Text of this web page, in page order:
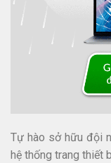
Tự hào sở hữu đội
hệ thống trang thiết